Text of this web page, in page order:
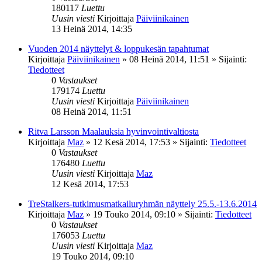
180117 Luettu
Uusin viesti Kirjoittaja Päiviinikainen
13 Heinä 2014, 14:35
Vuoden 2014 näyttelyt & loppukesän tapahtumat
Kirjoittaja Päiviinikainen » 08 Heinä 2014, 11:51 » Sijainti:
Tiedotteet
0 Vastaukset
179174 Luettu
Uusin viesti Kirjoittaja Päiviinikainen
08 Heinä 2014, 11:51
Ritva Larsson Maalauksia hyvinvointivaltiosta
Kirjoittaja Maz » 12 Kesä 2014, 17:53 » Sijainti: Tiedotteet
0 Vastaukset
176480 Luettu
Uusin viesti Kirjoittaja Maz
12 Kesä 2014, 17:53
TreStalkers-tutkimusmatkailuryhmän näyttely 25.5.-13.6.2014
Kirjoittaja Maz » 19 Touko 2014, 09:10 » Sijainti: Tiedotteet
0 Vastaukset
176053 Luettu
Uusin viesti Kirjoittaja Maz
19 Touko 2014, 09:10